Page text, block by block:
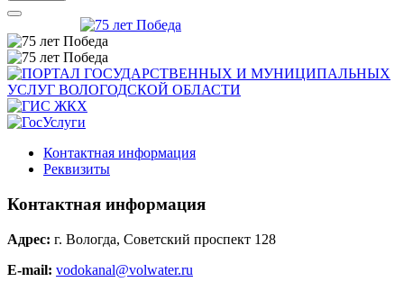
Контактная информация
Реквизиты
Контактная информация
Адрес: г. Вологда, Советский проспект 128
E-mail: vodokanal@volwater.ru